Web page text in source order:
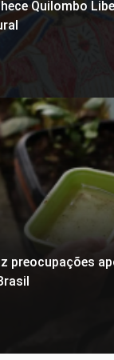
Quilombo
preocupações